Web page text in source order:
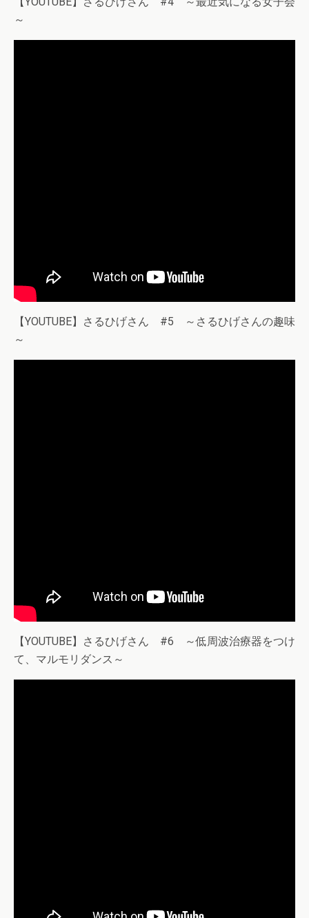
～
【YOUTUBE】さるひげさん #5 ～さるひげさんの趣味
～
【YOUTUBE】さるひげさん #6 ～低周波治療器をつけ
て、マルモリダンス～